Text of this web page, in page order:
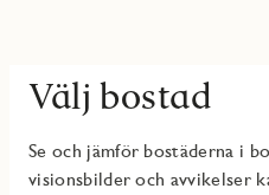
Välj bostad
Se och jämför bostäderna i
visionsbilder och avvikelser